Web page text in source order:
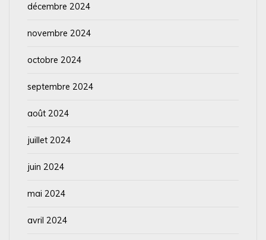
décembre 2024
novembre 2024
octobre 2024
septembre 2024
août 2024
juillet 2024
juin 2024
mai 2024
avril 2024